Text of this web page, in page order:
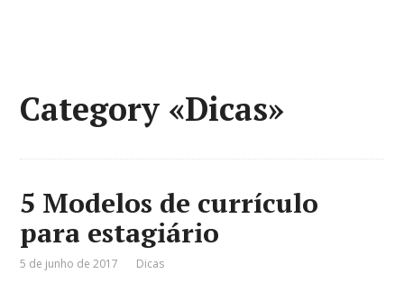
Category «Dicas»
5 Modelos de currículo
para estagiário
5 de junho de 2017 Dicas